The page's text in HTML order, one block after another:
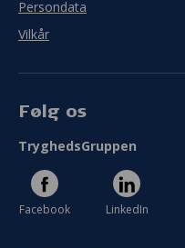
Persondata
Vilkår
Følg os
TryghedsGruppen
Facebook LinkedIn